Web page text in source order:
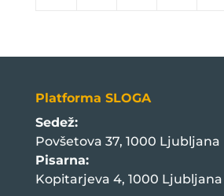
Platforma SLOGA
Sedež:
Povšetova 37, 1000 Ljubljana
Pisarna:
Kopitarjeva 4, 1000 Ljubljana